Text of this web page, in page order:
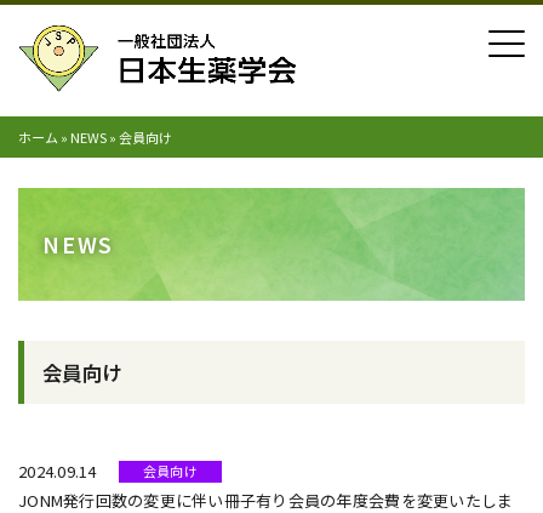
ホーム»NEWS»会員向け
NEWS
会員向け
2024.09.14 会員向け
JONM発行回数の変更に伴い冊子有り会員の年度会費を変更いたしま